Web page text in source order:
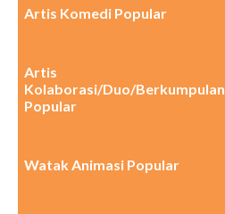
Artis Komedi Popular
Artis
Kolaborasi/Duo/Berkumpulan
Popular
Watak Animasi Popular